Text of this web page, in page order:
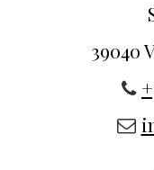
39040